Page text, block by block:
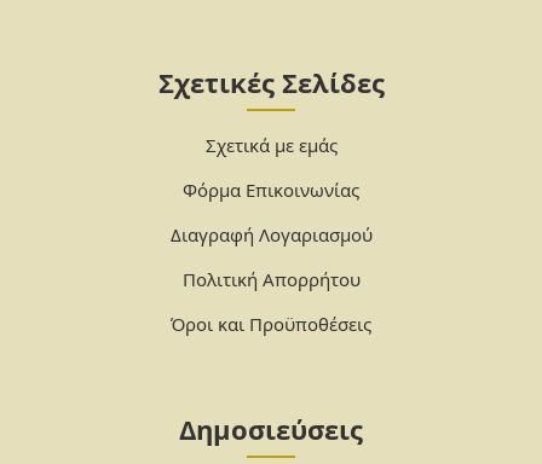
Σχετικές Σελίδες
Σχετικά με εμάς
Φόρμα Επικοινωνίας
Διαγραφή Λογαριασμού
Πολιτική Απορρήτου
Όροι και Προϋποθέσεις
Δημοσιεύσεις